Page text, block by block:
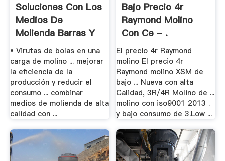
Soluciones Con Los
Medios De
Molienda Barras Y
Bolas .
• Virutas de bolas en una
carga de molino ... mejorar
la eficiencia de la
producción y reducir el
consumo ... combinar
medios de molienda de alta
calidad con ...
Bajo Precio 4r
Raymond Molino
Con Ce - .
El precio 4r Raymond
molino El precio 4r
Raymond molino XSM de
bajo ... Nueva con alta
Calidad, 3R/4R Molino de ...
molino con iso9001 2013 .
y bajo consumo de 3.Low ...